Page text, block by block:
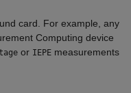
card. For example, any
Computing device
or IEPE measurements